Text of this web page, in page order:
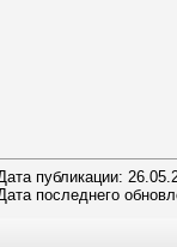
публикации:
последнего